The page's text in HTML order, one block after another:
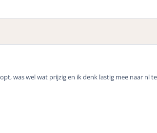
was wel wat prijzig en ik denk lastig mee naar nl